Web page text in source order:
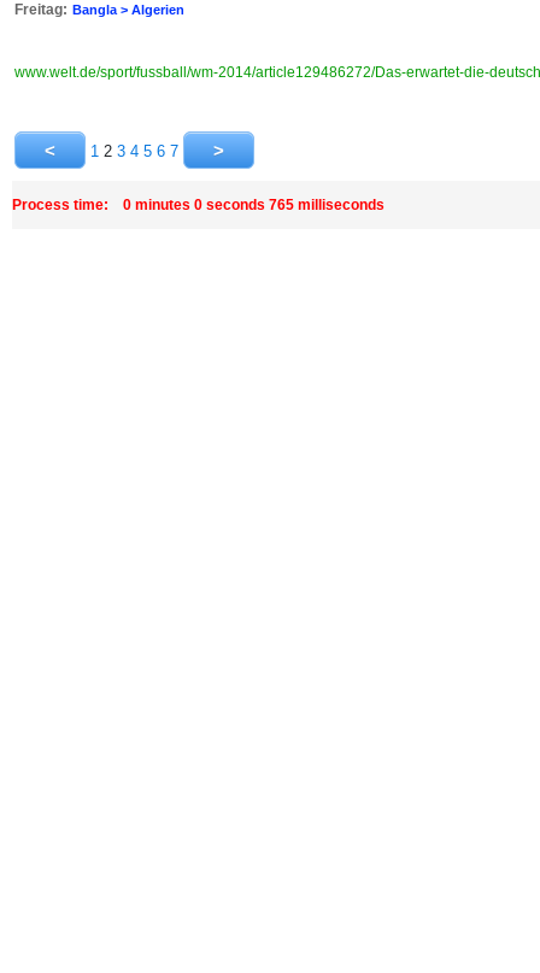
Freitag: Bangla > Algerien
www.welt.de/sport/fussball/wm-2014/article129486272/Das-erwartet-die-
1 2 3 4 5 6 7
Process time: 0 minutes 0 seconds 765 milliseconds